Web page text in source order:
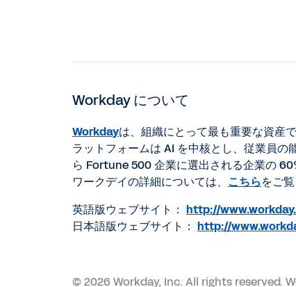
Workday について
Workdayは、組織にとって最も重要な資産
ラットフォームは AI を中核とし、従業員
ら Fortune 500 企業に選出される企業の
ワークデイの詳細については、 こちらをご覧
英語版ウェブサイト： http://
日本語版ウェブサイト： http://
© 2026 Workday, Inc. All rights reserved.